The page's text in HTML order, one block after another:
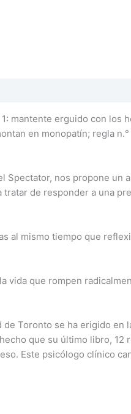
mantente erguido con los
en monopatín; regla
nos propone un
de responder a una
al mismo tiempo que
vida que rompen
Toronto se ha erigido en
que su último libro,
Este psicólogo clínico